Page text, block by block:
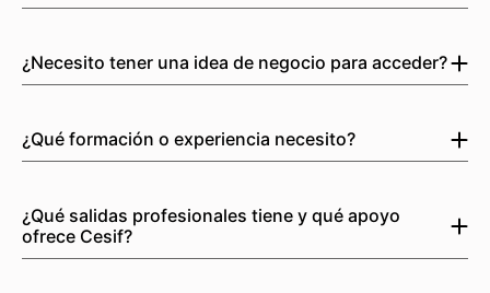
¿Necesito tener una idea de negocio para acceder?
podrás desarrollar un proyecto alineado con tu perfil:
transferencia, una estrategia de desarrollo de
negocio, una hoja de ruta de innovación o un análisis
de inversión.
¿Qué formación o experiencia necesito?
salud, como Biotecnología, Farmacia, Biología,
Química, Medicina, Bioquímica, Ciencias Biomédicas,
¿Qué salidas profesionales tiene y qué apoyo
ofrece Cesif?